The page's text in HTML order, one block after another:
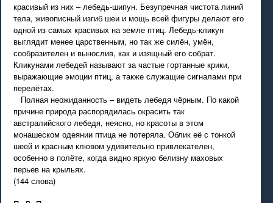
красивый из них – лебедь-шипун. Безупречная чистота линий
тела, живописный изгиб шеи и мощь всей фигуры делают его
одной из самых красивых на земле птиц. Лебедь-кликун
выглядит менее царственным, но так же силён, умён,
сообразителен и вынослив, как и изящный его собрат.
Кликунами лебедей называют за частые гортанные крики,
выражающие эмоции птиц, а также служащие сигналами при
перелётах.
Полная неожиданность – видеть лебедя чёрным. По какой
причине природа распорядилась окрасить так
австралийского лебедя, неясно, но красоты в этом
монашеском одеянии птица не потеряла. Облик её с тонкой
шеей и красным клювом удивительно привлекателен,
особенно в полёте, когда видно яркую белизну маховых
перьев на крыльях.
(144 слова)